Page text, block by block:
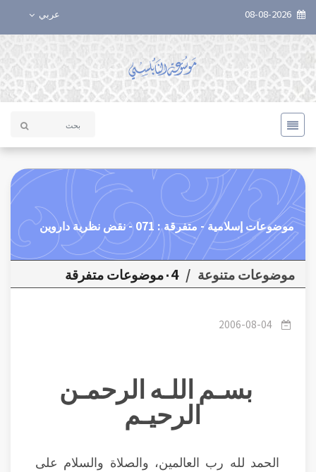
عربي
موضوعات إسلامية - متفرقة : 071 - نقض نظرية داروين
علميا1.
موضوعات متنوعة / ٠4موضوعات متفرقة
2006-08-04
بسـم اللـه الرحمـن
الرحيـم
الحمد لله رب العالمين، والصلاة والسلام على